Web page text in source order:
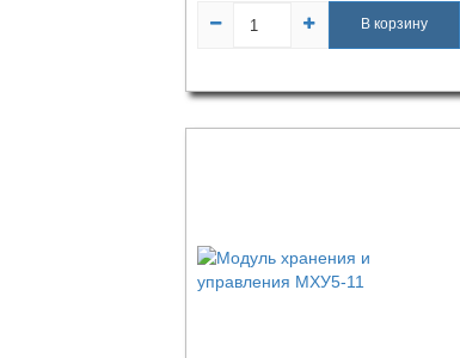
В корзину